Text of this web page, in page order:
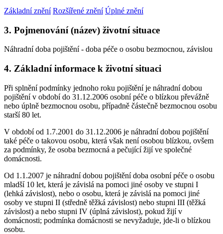
Základní znění Rozšířené znění Úplné znění
3. Pojmenování (název) životní situace
Náhradní doba pojištění - doba péče o osobu bezmocnou, závislou
4. Základní informace k životní situaci
Při splnění podmínky jednoho roku pojištění je náhradní dobou
pojištění v období do 31.12.2006 osobní péče o blízkou převážně
nebo úplně bezmocnou osobu, případně částečně bezmocnou osobu
starší 80 let.
V období od 1.7.2001 do 31.12.2006 je náhradní dobou pojištění
také péče o takovou osobu, která však není osobou blízkou, ovšem
za podmínky, že osoba bezmocná a pečující žijí ve společné
domácnosti.
Od 1.1.2007 je náhradní dobou pojištění doba osobní péče o osobu
mladší 10 let, která je závislá na pomoci jiné osoby ve stupni I
(lehká závislost), nebo o osobu, která je závislá na pomoci jiné
osoby ve stupni II (středně těžká závislost) nebo stupni III (těžká
závislost) a nebo stupni IV (úplná závislost), pokud žijí v
domácnosti; podmínka domácnosti se nevyžaduje, jde-li o blízkou
osobu.